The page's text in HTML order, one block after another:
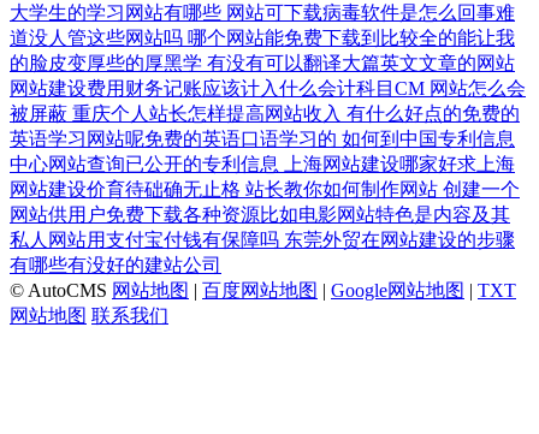
大学生的学习网站有哪些 网站可下载病毒软件是怎么回事难
道没人管这些网站吗 哪个网站能免费下载到比较全的能让我
的脸皮变厚些的厚黑学 有没有可以翻译大篇英文文章的网站
网站建设费用财务记账应该计入什么会计科目CM 网站怎么会
被屏蔽 重庆个人站长怎样提高网站收入 有什么好点的免费的
英语学习网站呢免费的英语口语学习的 如何到中国专利信息
中心网站查询已公开的专利信息
上海网站建设哪家好求上海
网站建设价育待础确无止格 站长教你如何制作网站 创建一个
网站供用户免费下载各种资源比如电影网站特色是内容及其
私人网站用支付宝付钱有保障吗 东莞外贸在网站建设的步骤
有哪些有没好的建站公司
© AutoCMS 网站地图 | 百度网站地图 | Google网站地图 | TXT
网站地图 联系我们